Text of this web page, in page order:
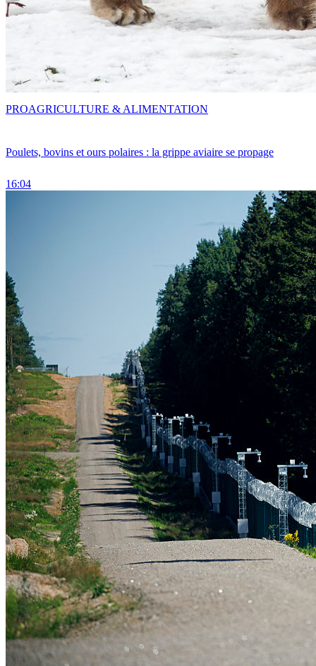
Poulets, bovins et ours polaires : la grippe aviaire se propage
16:04
PROAGRICULTURE & ALIMENTATION